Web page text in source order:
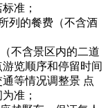
准；
列的餐费（不含酒
不含景区内的二道
览顺序和停留时间
等情况调整景 点
准；